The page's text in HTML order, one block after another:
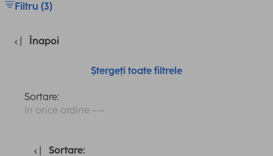
Filtru (3)
Înapoi
Ștergeți toate filtrele
Sortare:
în orice ordine ---
Sortare: